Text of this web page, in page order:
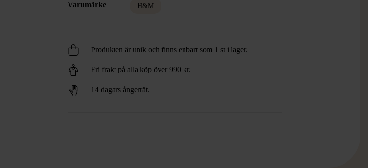
Varumärke H&M
Produkten är unik och finns enbart som 1 st i lager.
Fri frakt på alla köp över 990 kr.
14 dagars ångerrät.